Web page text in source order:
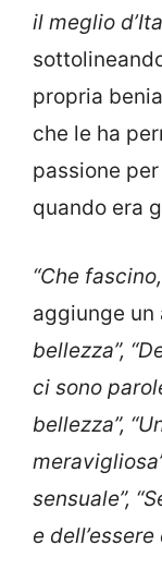
il meglio
propria
che le ha
passione
quando era
“Che
aggiunge un
bellezza”,
ci sono
bellezza”,
sensuale”,
e dell’essere